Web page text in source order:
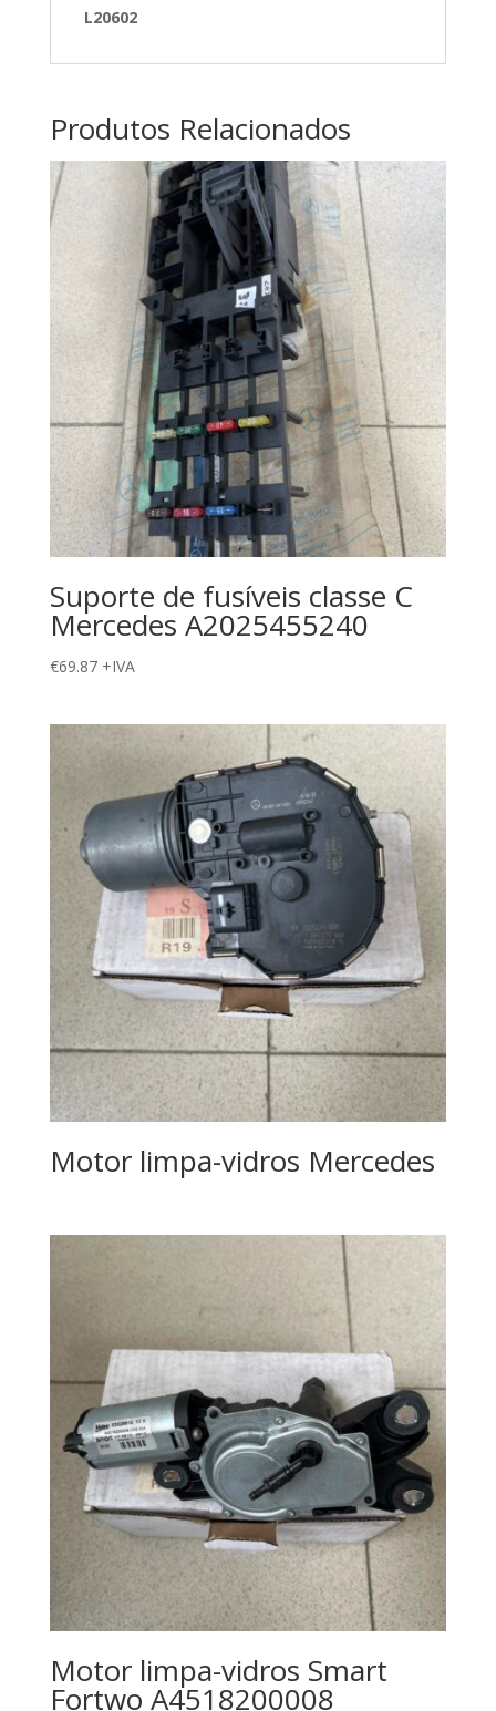
L20602
Produtos Relacionados
Suporte de fusíveis classe C
Mercedes A2025455240
€69.87 +IVA
Motor limpa-vidros Mercedes
Motor limpa-vidros Smart
Fortwo A4518200008